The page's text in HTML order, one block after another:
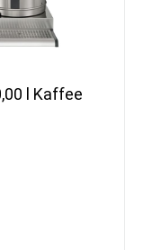
l Kaffee